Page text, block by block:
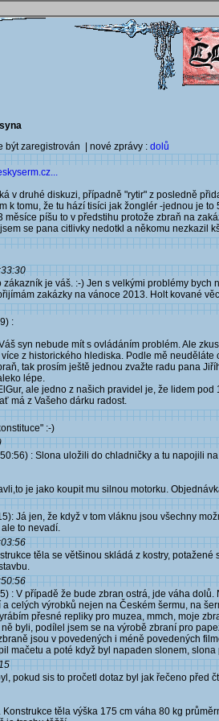
být zaregistrován | nové zprávy : dolů
v druhé diskuzi, případně "rytir" z posledně
k tomu, že tu hází tisíci jak žonglér -jednou je
píšu to v předstihu protože zbraň na
se pana citlivky nedotkl a někomu nezkazil
je váš. :-) Jen s velkými problémy
zakázky na vánoce 2013. Holt kované
:
syn nebude mít s ovládáním problém. Ale
z historického hlediska. Podle mě
tak prosím ještě jednou zvažte radu pana
lépe.
ale jedno z našich pravidel je, že lidem
má z Vašeho dárku radost.
:-)
: Slona uložili do chladničky a tu napojili
je jako koupit mu silnou motorku.
Já jen, že když v tom vláknu jsou všechny
to nevadí.
těla se většinou skládá z kostry,
: V případě že bude zbran ostrá, jde váha
celých výrobků nejen na Českém šermu, na
přesné repliky pro muzea, mmch, moje
byli, podílel jsem se na výrobě zbraní pro
jsou v povedených i méně povedených
mačetu a poté když byl napaden slonem,
pokud sis to pročetl dotaz byl jak řečeno před
těla výška 175 cm váha 80 kg